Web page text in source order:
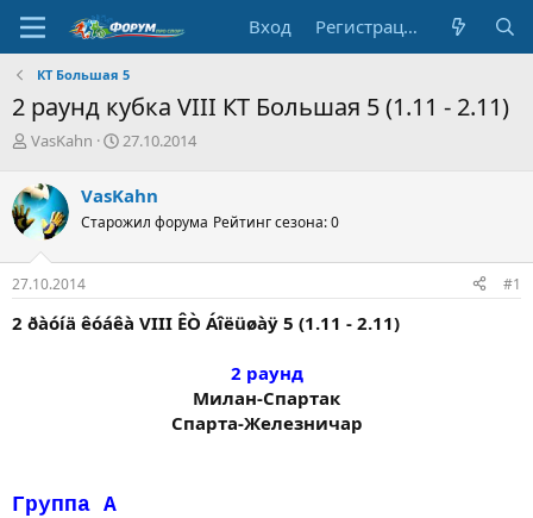
Вход Регистрация
КТ Большая 5
2 раунд кубка VIII КТ Большая 5 (1.11 - 2.11)
А
т
о
р
е
м
ы
VasKahn
Д
а
н
ч
л
а
27.10.2014
VasKahn
Старожил форума Рейтинг сезона: 0
27.10.2014 #1
2 ðàóíä êóáêà VIII ÊÒ Áîëüøàÿ 5 (1.11 - 2.11)
2 раунд
Милан-Спартак
Спарта-Железничар​
Группа А